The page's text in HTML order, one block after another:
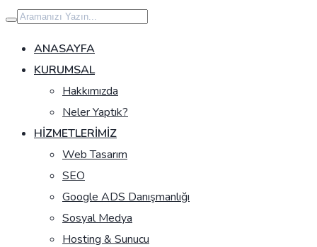
İçeriğe
geç
ANASAYFA
KURUMSAL
Hakkımızda
Neler Yaptık?
HIZMETLERIMIZ
Web Tasarım
SEO
Google ADS Danışmanlığı
Sosyal Medya
Hosting & Sunucu